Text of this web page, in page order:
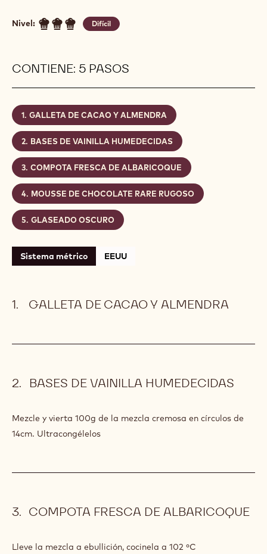
Nivel: Difícil
CONTIENE: 5 PASOS
GALLETA DE CACAO Y ALMENDRA
BASES DE VAINILLA HUMEDECIDAS
COMPOTA FRESCA DE ALBARICOQUE
MOUSSE DE CHOCOLATE RARE RUGOSO
GLASEADO OSCURO
Sistema métrico EEUU
GALLETA DE CACAO Y ALMENDRA
BASES DE VAINILLA HUMEDECIDAS
Mezcle y vierta 100g de la mezcla cremosa en círculos de
14cm. Ultracongélelos
COMPOTA FRESCA DE ALBARICOQUE
Lleve la mezcla a ebullición, cocinela a 102 ºC